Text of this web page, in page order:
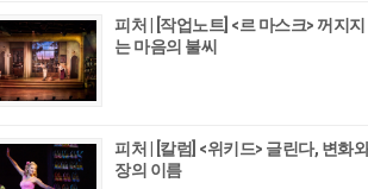
피처 | [작업노트] <르 마스크> 꺼지
는 마음의 불씨
피처 | [칼럼] <위키드> 글린다, 변화
장의 이름